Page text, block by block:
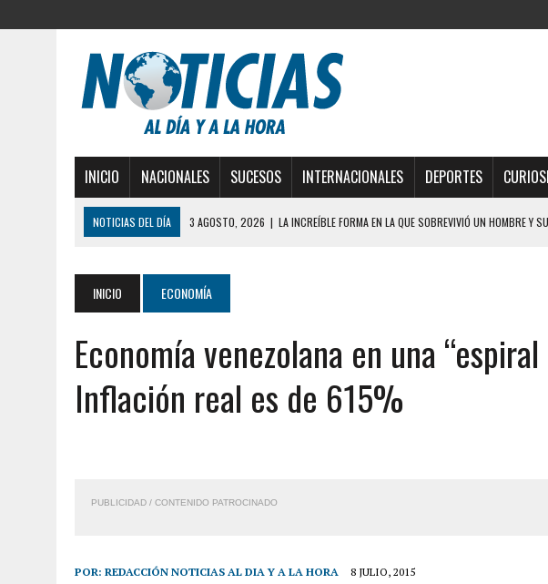
INICIO NACIONALES SUCESOS INTERNACIONALES DEPORTES
NOTICIAS DEL DÍA 3 AGOSTO, 2026 | LA INCREÍBLE FORMA EN LA QUE SOBREVIVIÓ UN HOMBRE Y
YARACUY: INTENTÓ DESCONECTAR SU NEVERA MIENTRAS LA CASA SE INUNDABA
2 AGOSTO, 2026 | AYUDABA A PERSONAS EN SITUACIÓN DE CALLE Y MURIÓ A MANOS DE VARIOS DE
|
COLAPSÓ TECHO DE UNA VIVIENDA EN EL CENTRO DE CARACAS CON MÁS DE 20
2 AGOSTO, 2026 | FALCÓN: MUJER ATACÓ CON UN CUCHILLO A SUS HIJOS, UNO PERDIÓ LA VIDA
6 AGOSTO, 2026
MISTERIOSA MUERTE DE MODELO EN MONAGAS: HALLARON EL CUERPO DENTRO DE
INICIO ECONOMÍA
Economía venezolana en una
Inflación real es de 615%
PUBLICIDAD / CONTENIDO PATROCINADO
POR: REDACCIÓN NOTICIAS AL DIA Y A LA HORA 8 JULIO, 2015